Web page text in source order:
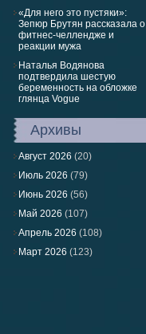
«Для него это пустяки»:
Зепюр Брутян рассказала о
фитнес-челлендже и
реакции мужа
Наталья Водянова
подтвердила шестую
беременность на обложке
глянца Vogue
Архивы
Август 2026 (20)
Июль 2026 (79)
Июнь 2026 (56)
Май 2026 (107)
Апрель 2026 (108)
Март 2026 (123)